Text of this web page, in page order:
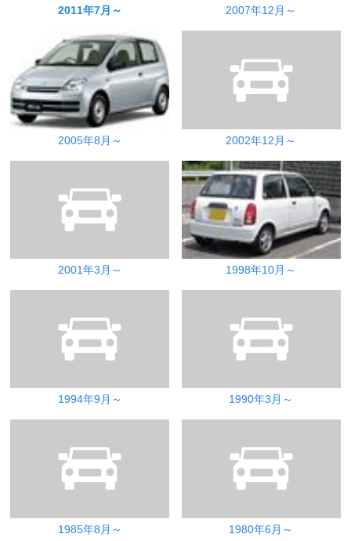
2011年7月～ 2007年12月～
2005年8月～ 2002年12月～
2001年3月～ 1998年10月～
1994年9月～ 1990年3月～
1985年8月～ 1980年6月～